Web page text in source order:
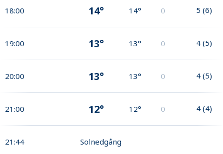
18:00 14° 14° 0 5 (6)
19:00 13° 13° 0 4 (5)
20:00 13° 13° 0 4 (5)
21:00 12° 12° 0 4 (4)
21:44 Solnedgång